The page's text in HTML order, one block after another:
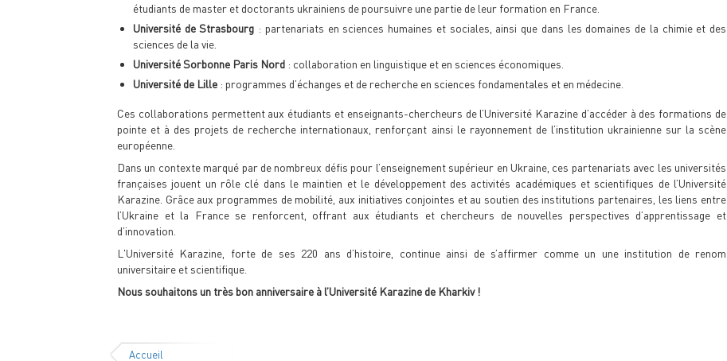
étudiants de master et doctorants ukrainiens de poursuivre une partie de leur formation en France.
Université de Strasbourg : partenariats en sciences humaines et sociales, ainsi que dans les domaines de la chimie et des
sciences de la vie.
Université Sorbonne Paris Nord : collaboration en linguistique et en sciences économiques.
Université de Lille : programmes d’échanges et de recherche en sciences fondamentales et en médecine.
Ces collaborations permettent aux étudiants et enseignants-chercheurs de l’Université Karazine d’accéder à des formations de
pointe et à des projets de recherche internationaux, renforçant ainsi le rayonnement de l’institution ukrainienne sur la scène
européenne.
Dans un contexte marqué par de nombreux défis pour l’enseignement supérieur en Ukraine, ces partenariats avec les universités
françaises jouent un rôle clé dans le maintien et le développement des activités académiques et scientifiques de l’Université
Karazine. Grâce aux programmes de mobilité, aux initiatives conjointes et au soutien des institutions partenaires, les liens entre
l’Ukraine et la France se renforcent, offrant aux étudiants et chercheurs de nouvelles perspectives d’apprentissage et
d’innovation.
L'Université Karazine, forte de ses 220 ans d’histoire, continue ainsi de s’affirmer comme un une institution de renom
universitaire et scientifique.
Nous souhaitons un très bon anniversaire à l’Université Karazine de Kharkiv !
Accueil